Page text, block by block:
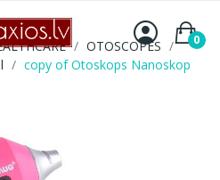
0
OTOSCOPES
copy of Otoskops Nanoskop